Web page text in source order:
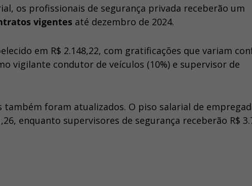
os profissionais de segurança privada receberão um
vigentes até dezembro de 2024.
em R$ 2.148,22, com gratificações que variam
vigilante condutor de veículos (10%) e supervisor de
foram atualizados. O piso salarial de
enquanto supervisores de segurança receberão R$